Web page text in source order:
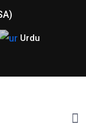
Urdu